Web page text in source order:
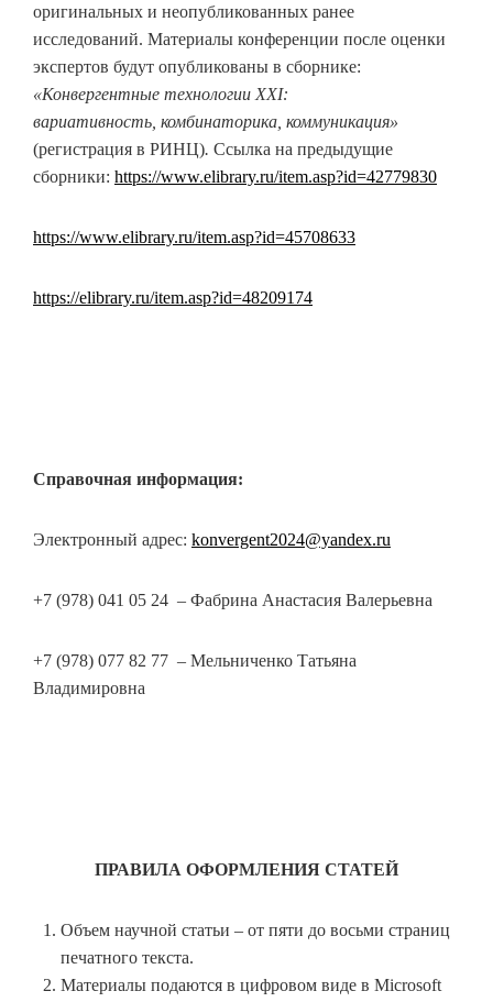
оригинальных и неопубликованных ранее
исследований. Материалы конференции после оценки
экспертов будут опубликованы в сборнике:
«Конвергентные технологии ХХI:
вариативность, комбинаторика, коммуникация»
(регистрация в РИНЦ). Ссылка на предыдущие
сборники: https://www.elibrary.ru/item.asp?id=42779830
https://www.elibrary.ru/item.asp?id=45708633
https://elibrary.ru/item.asp?id=48209174
Справочная информация:
Электронный адрес: konvergent2024@yandex.ru
+7 (978) 041 05 24 – Фабрина Анастасия Валерьевна
+7 (978) 077 82 77 – Мельниченко Татьяна
Владимировна
ПРАВИЛА ОФОРМЛЕНИЯ СТАТЕЙ
Объем научной статьи – от пяти до восьми страниц
печатного текста.
Материалы подаются в цифровом виде в Microsoft